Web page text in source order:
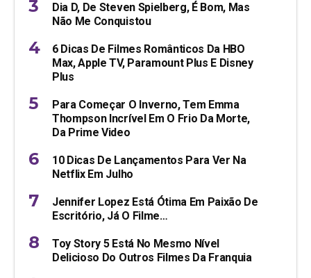
Dia D, De Steven Spielberg, É Bom, Mas
Não Me Conquistou
6 Dicas De Filmes Românticos Da HBO
Max, Apple TV, Paramount Plus E Disney
Plus
Para Começar O Inverno, Tem Emma
Thompson Incrível Em O Frio Da Morte,
Da Prime Video
10 Dicas De Lançamentos Para Ver Na
Netflix Em Julho
Jennifer Lopez Está Ótima Em Paixão De
Escritório, Já O Filme…
Toy Story 5 Está No Mesmo Nível
Delicioso Do Outros Filmes Da Franquia